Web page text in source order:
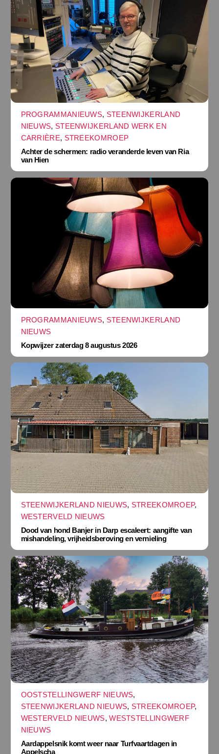
PROGRAMMANIEUWS, STEENWIJKERLAND
NIEUWS, STEENWIJKERLAND WERK EN
CARRIÈRE, STREEKOMROEP
Achter de schermen: radio veranderde leven van Ria
van Hien
PROGRAMMANIEUWS, STEENWIJKERLAND
NIEUWS
Kopwijzer zaterdag 8 augustus 2026
STEENWIJKERLAND NIEUWS, STREEKOMROEP,
WESTERVELD NIEUWS
Dood van hond Banjer in Darp escaleert: aangifte van
mishandeling, vrijheidsberoving en vernieling
OOSTSTELLINGWERF NIEUWS,
STEENWIJKERLAND NIEUWS, STREEKOMROEP,
WESTERVELD NIEUWS,WESTSTELLINGWERF
NIEUWS
Aardappelsnik komt weer naar Turfvaartdagen in
Appelscha